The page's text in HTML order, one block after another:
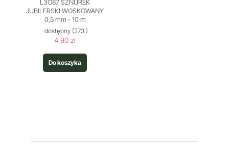
L3O87 SZNUREK
JUBILERSKI WOSKOWANY
0,5 mm - 10 m
dostępny (273 )
4,90 zł
Do koszyka